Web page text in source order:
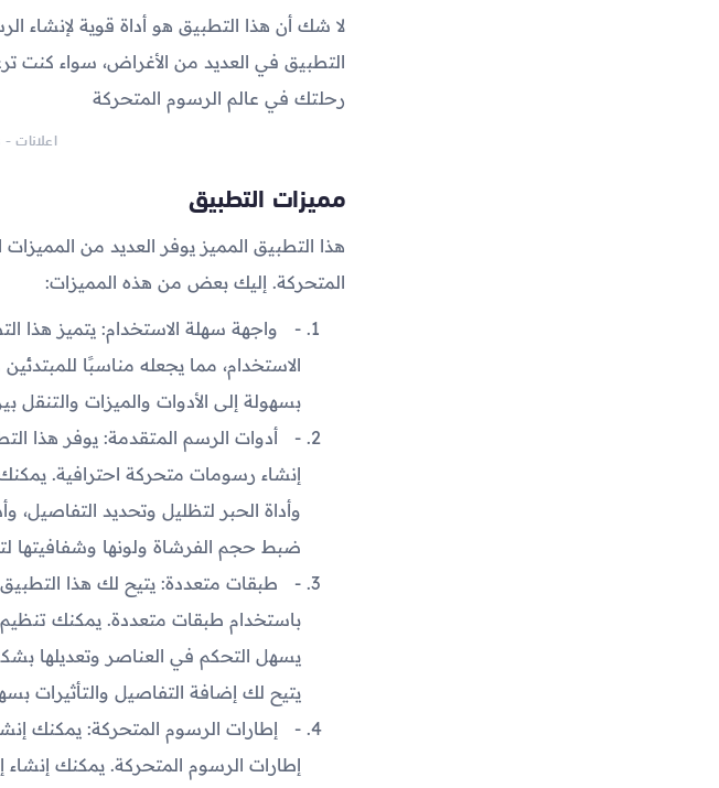
لا شك أن هذا التطبيق هو أداة قوية لإنشاء
رحلتك في عالم الرسوم المتحركة
اعلانات - Advertisements
مميزات التطبيق
هذا التطبيق المميز يوفر العديد من
المتحركة. إليك بعض من هذه المميزات:
واجهة سهلة الاستخدام: يتميز
الاستخدام، مما يجعله مناسبًا
بسهولة إلى الأدوات والميزات
أدوات الرسم المتقدمة: يوفر هذا
إنشاء رسومات متحركة احترافية. يمكنك
وأداة الحبر لتظليل وتحديد التفاصيل،
ضبط حجم الفرشاة ولونها وشفافيتها
طبقات متعددة: يتيح لك هذا
باستخدام طبقات متعددة. يمكنك
يسهل التحكم في العناصر وتعديلها
يتيح لك إضافة التفاصيل والتأثيرات
إطارات الرسوم المتحركة: يمكنك
إطارات الرسوم المتحركة. يمكنك